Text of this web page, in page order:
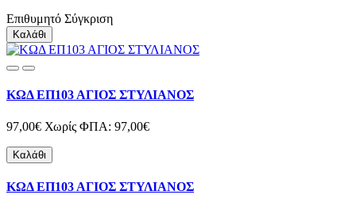
Επιθυμητό Σύγκριση
Καλάθι
ΚΩΔ ΕΠ103 ΑΓΙΟΣ ΣΤΥΛΙΑΝΟΣ
97,00€ Χωρίς ΦΠΑ: 97,00€
Καλάθι
ΚΩΔ ΕΠ103 ΑΓΙΟΣ ΣΤΥΛΙΑΝΟΣ